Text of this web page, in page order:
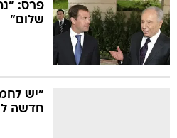
פרס:
שלום"
חדשה